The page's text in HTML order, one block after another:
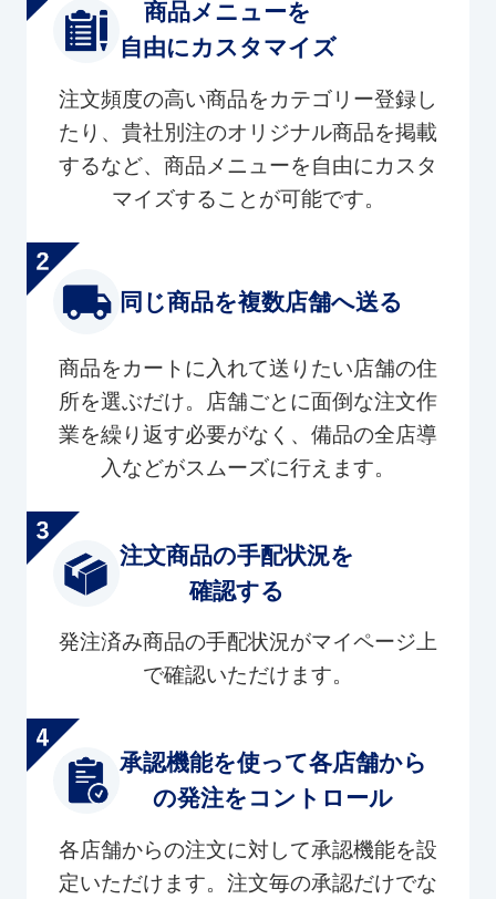
商品メニューを
自由にカスタマイズ
注文頻度の高い商品をカテゴリー登録し
たり、貴社別注のオリジナル商品を掲載
するなど、商品メニューを自由にカスタ
マイズすることが可能です。
同じ商品を複数店舗へ送る
商品をカートに入れて送りたい店舗の住
所を選ぶだけ。店舗ごとに面倒な注文作
業を繰り返す必要がなく、備品の全店導
入などがスムーズに行えます。
注文商品の手配状況を
確認する
発注済み商品の手配状況がマイページ上
で確認いただけます。
承認機能を使って各店舗から
の発注をコントロール
各店舗からの注文に対して承認機能を設
定いただけます。注文毎の承認だけでな